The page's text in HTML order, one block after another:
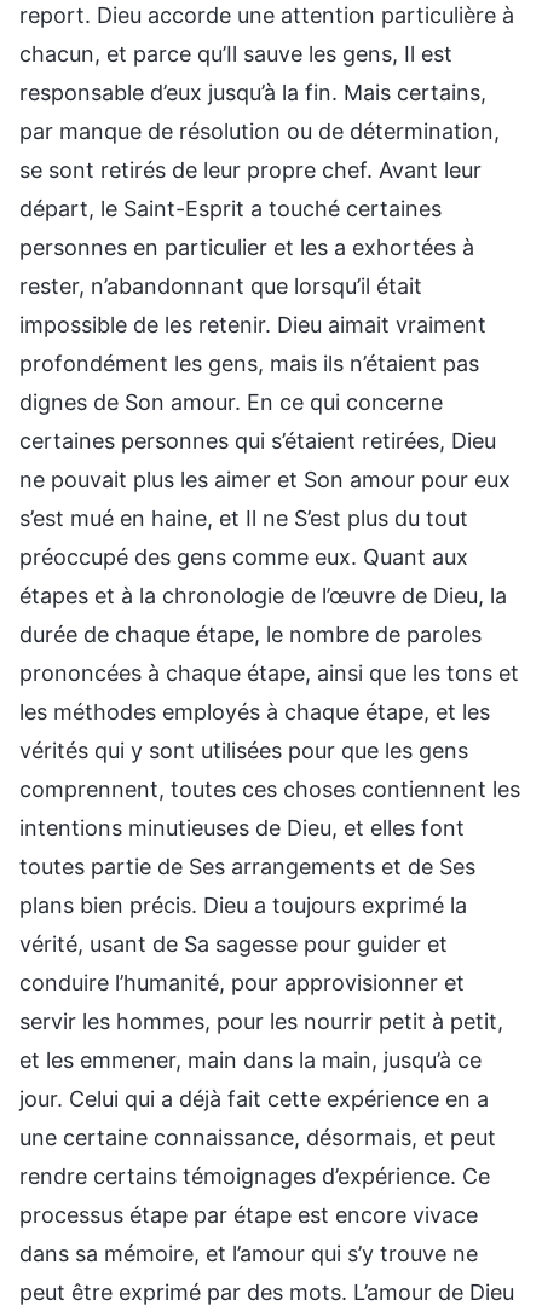
report. Dieu accorde une attention particulière à
chacun, et parce qu’Il sauve les gens, Il est
responsable d’eux jusqu’à la fin. Mais certains,
par manque de résolution ou de détermination,
se sont retirés de leur propre chef. Avant leur
départ, le Saint-Esprit a touché certaines
personnes en particulier et les a exhortées à
rester, n’abandonnant que lorsqu’il était
impossible de les retenir. Dieu aimait vraiment
profondément les gens, mais ils n’étaient pas
dignes de Son amour. En ce qui concerne
certaines personnes qui s’étaient retirées, Dieu
ne pouvait plus les aimer et Son amour pour eux
s’est mué en haine, et Il ne S’est plus du tout
préoccupé des gens comme eux. Quant aux
étapes et à la chronologie de l’œuvre de Dieu, la
durée de chaque étape, le nombre de paroles
prononcées à chaque étape, ainsi que les tons et
les méthodes employés à chaque étape, et les
vérités qui y sont utilisées pour que les gens
comprennent, toutes ces choses contiennent les
intentions minutieuses de Dieu, et elles font
toutes partie de Ses arrangements et de Ses
plans bien précis. Dieu a toujours exprimé la
vérité, usant de Sa sagesse pour guider et
conduire l’humanité, pour approvisionner et
servir les hommes, pour les nourrir petit à petit,
et les emmener, main dans la main, jusqu’à ce
jour. Celui qui a déjà fait cette expérience en a
une certaine connaissance, désormais, et peut
rendre certains témoignages d’expérience. Ce
processus étape par étape est encore vivace
dans sa mémoire, et l’amour qui s’y trouve ne
peut être exprimé par des mots. L’amour de Dieu